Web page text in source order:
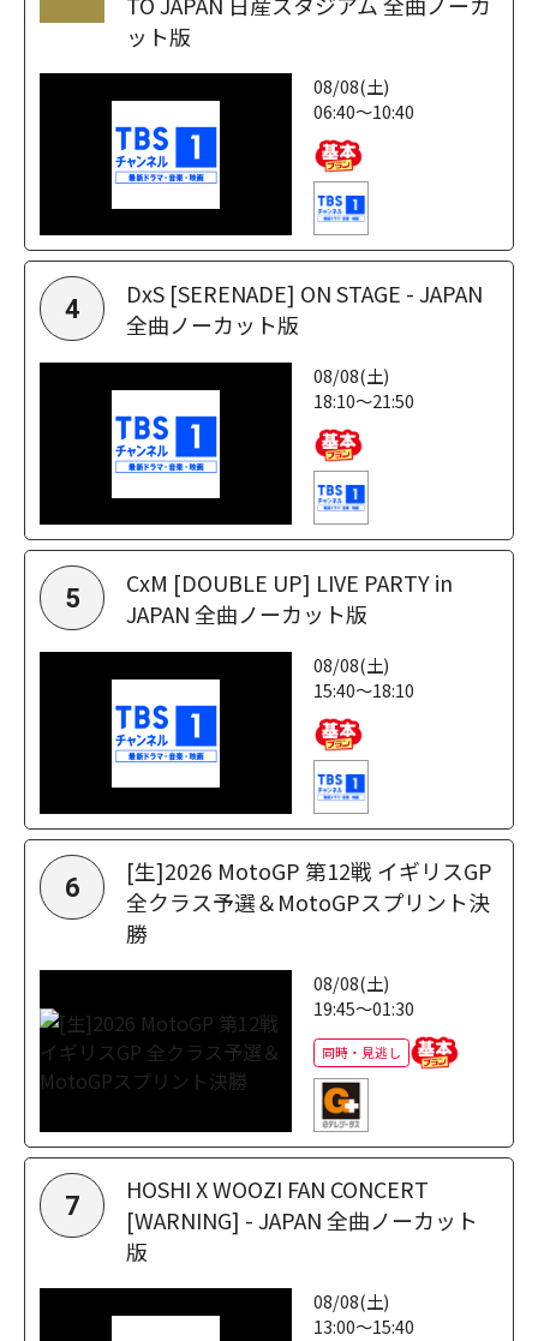
ット版
08/08(土)
06:40～10:40
4
DxS [SERENADE] ON STAGE - JAPAN
全曲ノーカット版
08/08(土)
18:10～21:50
5
CxM [DOUBLE UP] LIVE PARTY in
JAPAN 全曲ノーカット版
08/08(土)
15:40～18:10
6
[生]2026 MotoGP 第12戦 イギリスGP
全クラス予選＆MotoGPスプリント決
勝
08/08(土)
19:45～01:30
同時・見逃し
7
HOSHI X WOOZI FAN CONCERT
[WARNING] - JAPAN 全曲ノーカット
版
08/08(土)
13:00～15:40